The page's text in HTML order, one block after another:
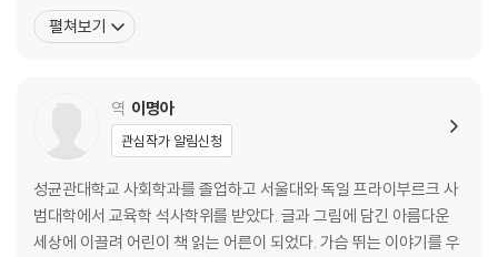
로 그림 형제 민담 「무서움을 배우려고 길을 떠난 젊은이」를 그림책으
로 만들어 한스 마이드 장학금을 받았고, '세계에서 가장 아름다운 책'
펼쳐보기
역 이명아
관심작가 알림신청
성균관대학교 사회학과를 졸업하고 서울대와 독일 프라이부르크 사
범대학에서 교육학 석사학위를 받았다. 글과 그림에 담긴 아름다운
세상에 이끌려 어린이 책 읽는 어른이 되었다. 가슴 뛰는 이야기를 우